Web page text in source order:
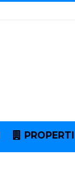
PROPERTI